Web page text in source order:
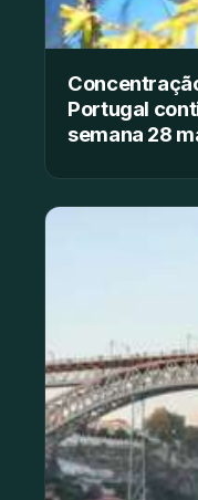
Portugal
semana 28